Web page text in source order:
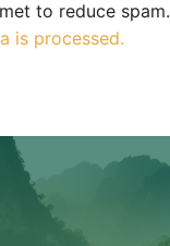
to reduce spam.
is processed.